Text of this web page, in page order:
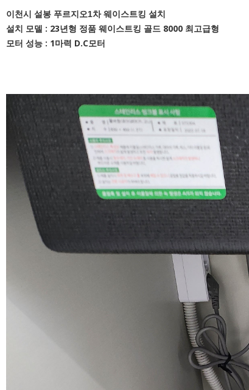
이천시 설봉 푸르지오1차 웨이스트킹 설치
설치 모델 : 23년형 정품 웨이스트킹 골드 8000 최고급형
모터 성능 : 1마력 D.C모터